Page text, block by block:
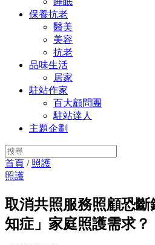
保養抗老
醫美
美容
抗老
品味生活
居家
駐站作家
百大顧問團
駐站達人
主題企劃
首頁 / 照護
照護
取消共照服務照顧恐
知症」家庭照護需求？